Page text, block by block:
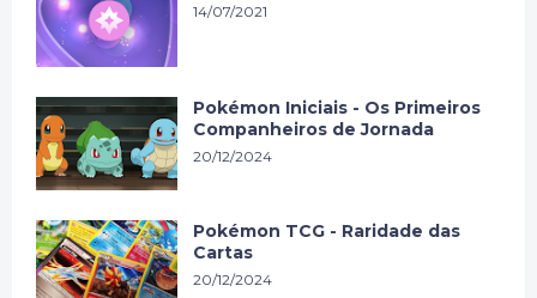
14/07/2021
Pokémon Iniciais - Os Primeiros
Companheiros de Jornada
20/12/2024
Pokémon TCG - Raridade das
Cartas
20/12/2024